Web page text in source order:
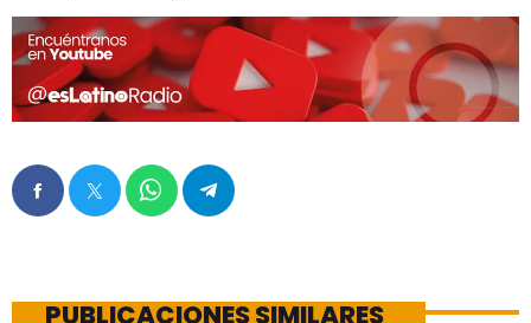
PUBLICACIONES SIMILARES